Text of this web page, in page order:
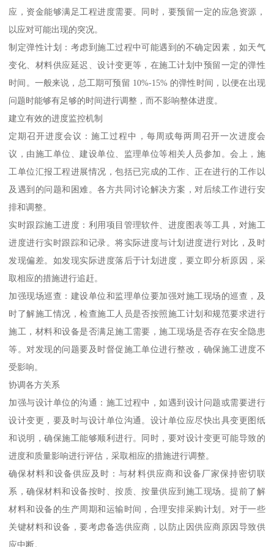
应，资金能够满足工程进度需要。同时，要预留一定的应急资源，
以应对可能出现的突况。
制定弹性计划：考虑到施工过程中可能遇到的不确定因素，如天气
变化、材料供应延迟、设计变更等，在施工计划中预留一定的弹性
时间。一般来说，总工期可预留 10%-15% 的弹性时间，以便在出现
问题时能够有足够的时间进行调整，而不影响整体进度。
建立有效的进度监控机制
定期召开进度会议：施工过程中，每周或每两周召开一次进度会
议，由施工单位、建设单位、监理单位等相关人员参加。会上，施
工单位汇报工程进展情况，包括已完成的工作、正在进行的工作以
及遇到的问题和困难。各方共同讨论解决方案，对后续工作进行安
排和调整。
实时跟踪施工进度：利用项目管理软件、进度图表等工具，对施工
进度进行实时跟踪和记录。将实际进度与计划进度进行对比，及时
发现偏差。如发现实际进度落后于计划进度，要立即分析原因，采
取相应的措施进行追赶。
加强现场巡查：建设单位和监理单位要加强对施工现场的巡查，及
时了解施工情况，检查施工人员是否按照施工计划和规范要求进行
施工，材料和设备是否满足施工需要，施工现场是否存在安全隐患
等。对发现的问题要及时督促施工单位进行整改，确保施工进度不
受影响。
协调各方关系
加强与设计单位的沟通：施工过程中，如遇到设计问题或需要进行
设计变更，要及时与设计单位沟通。设计单位应尽快出具变更图纸
和说明，确保施工能够顺利进行。同时，要对设计变更可能导致的
进度和质量影响进行评估，采取相应的措施进行调整。
确保材料和设备供应及时：与材料供应商和设备厂家保持密切联
系，确保材料和设备按时、按质、按量供应到施工现场。提前了解
材料和设备的生产周期和运输时间，合理安排采购计划。对于一些
关键材料和设备，要考虑备选供应商，以防止因供应商原因导致供
应中断。